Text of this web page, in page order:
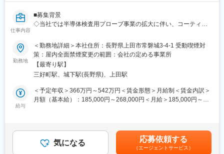
変更の範囲：会社の定める業務
■当社の特徴：
農業とWEBマーケティングの2つの事業を主軸に、世界の農機具
流通にイノベーションを起こし、世界の農業を一歩先へ進めるこ
とを目指しています
2021年2月には1．9億円の資金調達をし、まさに成長中の企業で
変更の範囲：会社の定める業務
仕事内容
■募集背景
◇当社では半導体検査用プローブ事業の拡大に伴い、コーティン
◇安定生産と技術・ノウハウの蓄積を目的に、正社員比率を高め
るための増員募集を行います。未経験から育成する前提で、長期
的に活躍いただける方を歓迎します。
■概要
半導体検査用プローブへのコーティング加工を行う装置オペレー
ター業務です。
・専用装置の操作および補助具を用いた手作業
・クリーンルーム内での防塵服着用作業
・品質維持のための基本的な確認・記録作業
勤務地
＜勤務地詳細＞本社住所：長野県上田市常磐城3-4-1 受動喫煙対
策：屋内全面禁煙変更の範囲：会社の定める事業所
【最寄り駅】
三好町駅、城下駅(長野県)、上田駅
給与
＜予定年収＞366万円～542万円＜賃金形態＞月給制＜賃金内訳＞
月額（基本給）：185,000円～268,000円＜月給＞185,000円～
じて上下する可能性があります。月給(月額)は固定手当を含めた表
記です。気になる 応募依頼する
（エージェントサービス）